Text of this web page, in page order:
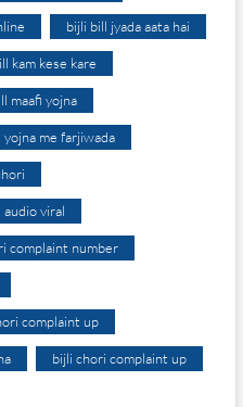
bijli bill jyada aata hai
kam kese kare
maafi yojna
yojna me farjiwada
viral
complaint number
complaint up
bijli chori complaint up